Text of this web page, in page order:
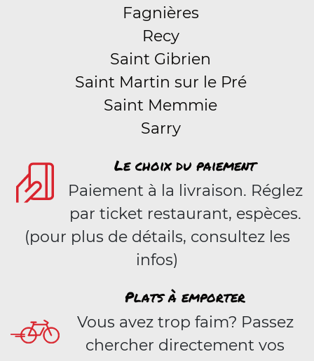
Fagnières
Recy
Saint Gibrien
Saint Martin sur le Pré
Saint Memmie
Sarry
Le choix du paiement
Paiement à la livraison. Réglez
par ticket restaurant, espèces.
(pour plus de détails, consultez les
infos)
Plats à emporter
Vous avez trop faim? Passez
chercher directement vos